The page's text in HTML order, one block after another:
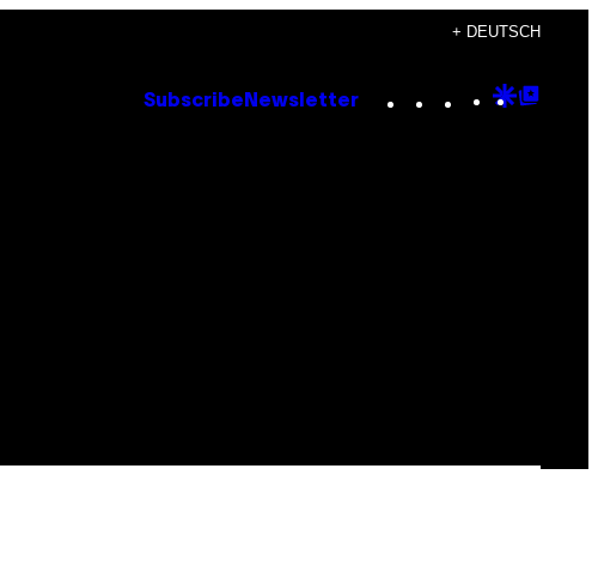
+ DEUTSCH
Subscribe Newsletter Instagram
TikTok
YouTube
Google